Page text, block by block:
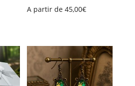
A partir de45,00€